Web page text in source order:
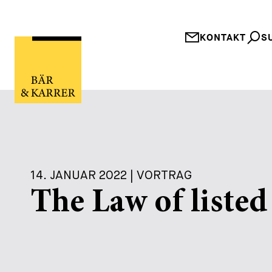
KONTAKT
14. JANUAR 2022 | VORTRAG
The Law of